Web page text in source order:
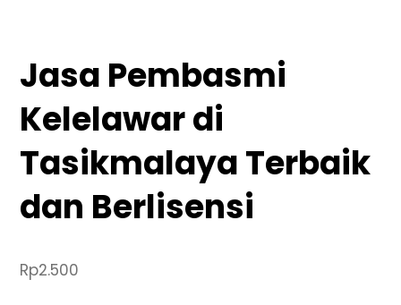
Jasa Pembasmi
Kelelawar di
Tasikmalaya Terbaik
dan Berlisensi
Rp2.500